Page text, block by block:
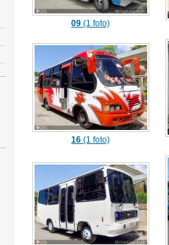
09 (1 foto)
16 (1 foto)